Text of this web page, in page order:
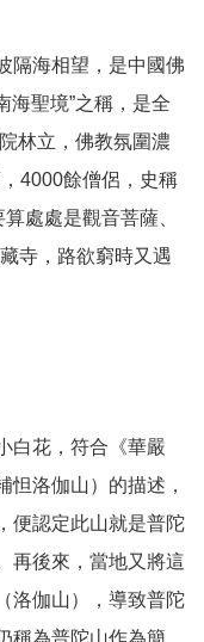
隔海相望，是中國佛
海聖境”之稱，是全
林立，佛教氛圍濃
4000餘僧侶，史稱
處處是觀音菩薩、
寺，路欲窮時又遇
白花，符合《華嚴
怛洛伽山）的描述，
便認定此山就是普陀
再後來，當地又將這
洛伽山），導致普陀